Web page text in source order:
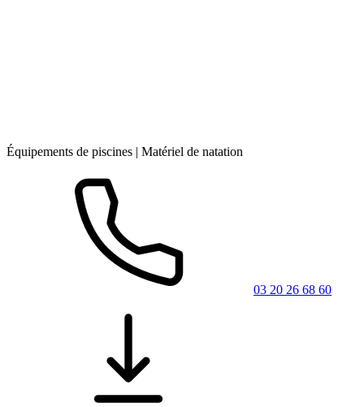
Équipements de piscines | Matériel de natation
03 20 26 68 60